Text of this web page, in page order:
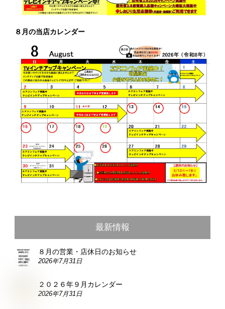
８月の当店カレンダー
最新情報
８月の営業・店休日のお知らせ
2026年7月31日
２０２６年９月カレンダー
2026年7月31日